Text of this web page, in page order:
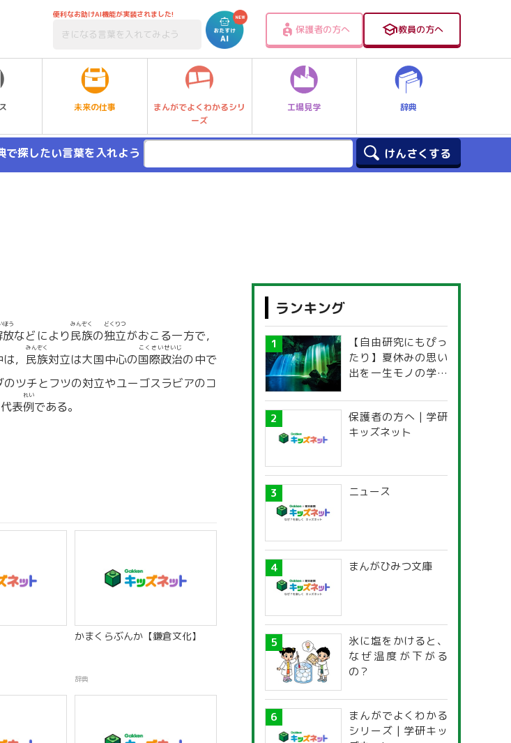
便利なお助けAI機能が実装されました!
保護者の方へ 教員の方へ
未来の仕事
まんがでよくわかるシリ
ーズ
工場見学 辞典
で探したい言葉を入れよう
放
ほう
などにより民族
みんぞく
の独立
どくりつ
がおこる一方で，
， 民族
みんぞく
対立は大国中心の国際政治
こくさいせいじ
の中で
ツチとフツの対立やユーゴスラビアのコ
表例
れい
である。
かまくらぶんか【鎌倉文化】
辞典
ランキング
【自由研究にもぴっ
たり】夏休みの思い
出を一生モノの学び
探究ガイド
保護者の方へ | 学研
キッズネット
ニュース
まんがひみつ文庫
氷に塩をかけると、
なぜ温度が下がる
の？
まんがでよくわかる
シリーズ | 学研キッ